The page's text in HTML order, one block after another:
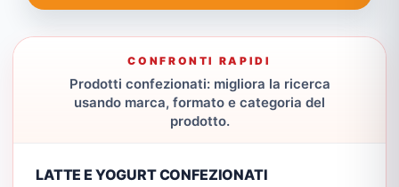
CONFRONTI RAPIDI
Prodotti confezionati: migliora la ricerca
usando marca, formato e categoria del
prodotto.
LATTE E YOGURT CONFEZIONATI